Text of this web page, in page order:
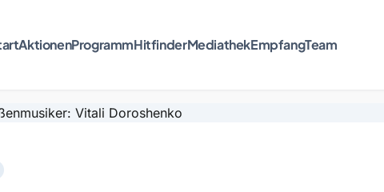
AktionenProgrammHitfinderMediathekEmpfangTeam